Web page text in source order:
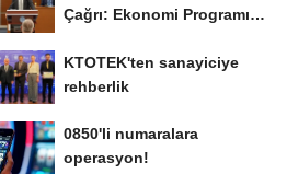
Çağrı: Ekonomi Programı
KTOTEK'ten sanayiciye
rehberlik
0850'li numaralara
operasyon!